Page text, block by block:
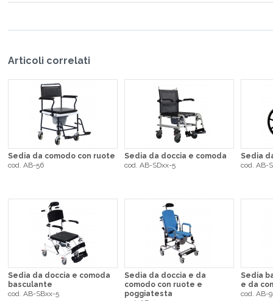
Articoli correlati
Sedia da comodo con ruote
cod. AB-56
Sedia da doccia e comoda
cod. AB-SDxx-5
Sedia
cod. AB-
Sedia da doccia e comoda
basculante
cod. AB-SBxx-5
Sedia da doccia e da
comodo con ruote e
poggiatesta
Sedia
e da
cod. AB-